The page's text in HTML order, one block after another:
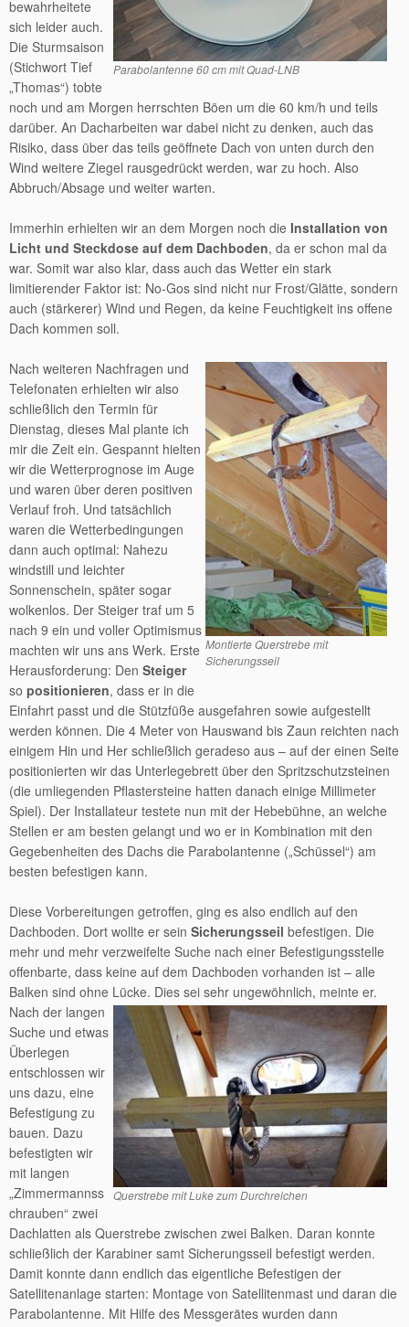
Parabolantenne 60 cm mit Quad-LNB
bewahrheitete
sich leider auch.
Die Sturmsaison
(Stichwort Tief
„Thomas“) tobte
noch und am Morgen herrschten Böen um die 60 km/h und teils
darüber. An Dacharbeiten war dabei nicht zu denken, auch das
Risiko, dass über das teils geöffnete Dach von unten durch den
Wind weitere Ziegel rausgedrückt werden, war zu hoch. Also
Abbruch/Absage und weiter warten.
Immerhin erhielten wir an dem Morgen noch die Installation von
Licht und Steckdose auf dem Dachboden, da er schon mal da
war. Somit war also klar, dass auch das Wetter ein stark
limitierender Faktor ist: No-Gos sind nicht nur Frost/Glätte, sondern
auch (stärkerer) Wind und Regen, da keine Feuchtigkeit ins offene
Dach kommen soll.
Montierte Querstrebe mit
Sicherungsseil
Nach weiteren Nachfragen und
Telefonaten erhielten wir also
schließlich den Termin für
Dienstag, dieses Mal plante ich
mir die Zeit ein. Gespannt hielten
wir die Wetterprognose im Auge
und waren über deren positiven
Verlauf froh. Und tatsächlich
waren die Wetterbedingungen
dann auch optimal: Nahezu
windstill und leichter
Sonnenschein, später sogar
wolkenlos. Der Steiger traf um 5
nach 9 ein und voller Optimismus
machten wir uns ans Werk. Erste
Herausforderung: Den Steiger
so positionieren, dass er in die
Einfahrt passt und die Stützfüße ausgefahren sowie aufgestellt
werden können. Die 4 Meter von Hauswand bis Zaun reichten nach
einigem Hin und Her schließlich geradeso aus – auf der einen Seite
positionierten wir das Unterlegebrett über den Spritzschutzsteinen
(die umliegenden Pflastersteine hatten danach einige Millimeter
Spiel). Der Installateur testete nun mit der Hebebühne, an welche
Stellen er am besten gelangt und wo er in Kombination mit den
Gegebenheiten des Dachs die Parabolantenne („Schüssel“) am
besten befestigen kann.
Diese Vorbereitungen getroffen, ging es also endlich auf den
Dachboden. Dort wollte er sein Sicherungsseil befestigen. Die
mehr und mehr verzweifelte Suche nach einer Befestigungsstelle
offenbarte, dass keine auf dem Dachboden vorhanden ist – alle
Balken sind ohne Lücke. Dies sei sehr ungewöhnlich, meinte er.
Querstrebe mit Luke zum Durchreichen
Nach der langen
Suche und etwas
Überlegen
entschlossen wir
uns dazu, eine
Befestigung zu
bauen. Dazu
befestigten wir
mit langen
„Zimmermannss
chrauben“ zwei
Dachlatten als Querstrebe zwischen zwei Balken. Daran konnte
schließlich der Karabiner samt Sicherungsseil befestigt werden.
Damit konnte dann endlich das eigentliche Befestigen der
Satellitenanlage starten: Montage von Satellitenmast und daran die
Parabolantenne. Mit Hilfe des Messgerätes wurden dann